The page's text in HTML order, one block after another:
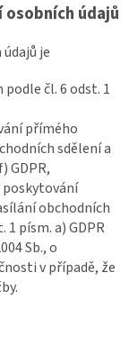
osobních údajů
je
čl. 6 odst. 1
přímého
sdělení a
GDPR,
poskytování
obchodních
písm. a) GDPR
Sb., o
v případě, že